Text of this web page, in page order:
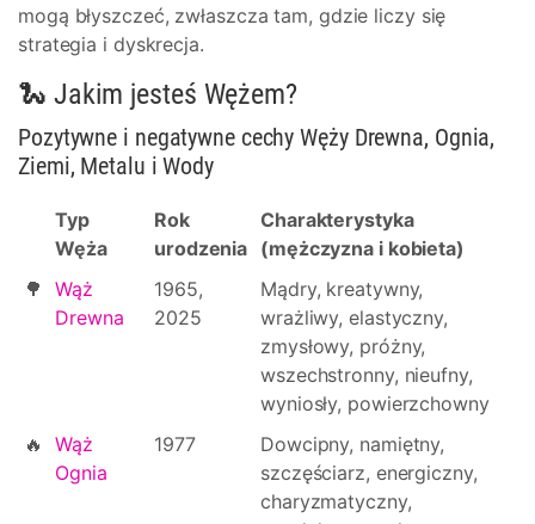
mogą błyszczeć, zwłaszcza tam, gdzie liczy się
strategia i dyskrecja.
🐍 Jakim jesteś Wężem?
Pozytywne i negatywne cechy Węży Drewna, Ognia,
Ziemi, Metalu i Wody
Typ
Węża
Rok
urodzenia
Charakterystyka
(mężczyzna i kobieta)
🌳
Wąż
Drewna
1965,
2025
Mądry, kreatywny,
wrażliwy, elastyczny,
zmysłowy, próżny,
wszechstronny, nieufny,
wyniosły, powierzchowny
🔥
Wąż
Ognia
1977
Dowcipny, namiętny,
szczęściarz, energiczny,
charyzmatyczny,